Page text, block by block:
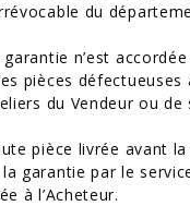
du
n’est accordée
pièces
du Vendeur ou de
pièce livrée avant
garantie par le service
à l’Acheteur.